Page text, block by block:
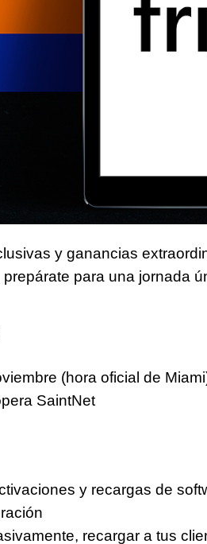
y ganancias
prepárate para una jornada
(hora oficial de
SaintNet
y recargas de
recargar a tus